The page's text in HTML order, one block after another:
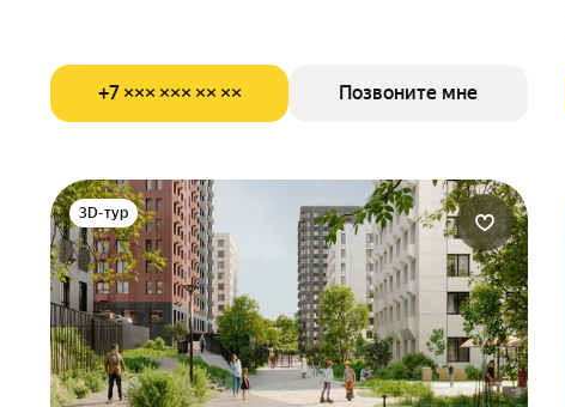
+7 ××× ××× ×× ×× Позвоните мне
3D-тур